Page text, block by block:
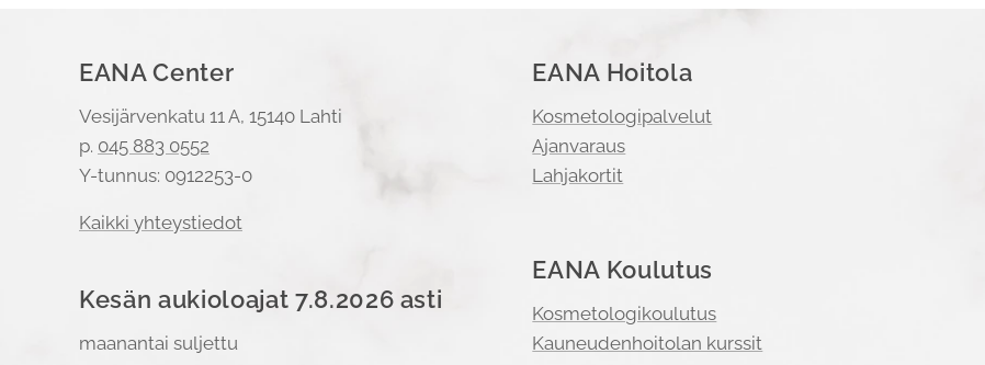
EANA Center
Vesijärvenkatu 11 A, 15140 Lahti
p. 045 883 0552
Y-tunnus: 0912253-0
Kaikki yhteystiedot
Kesän aukioloajat 7.8.2026 asti
maanantai suljettu
EANA Hoitola
Kosmetologipalvelut
Ajanvaraus
Lahjakortit
EANA Koulutus
Kosmetologikoulutus
Kauneudenhoitolan kurssit